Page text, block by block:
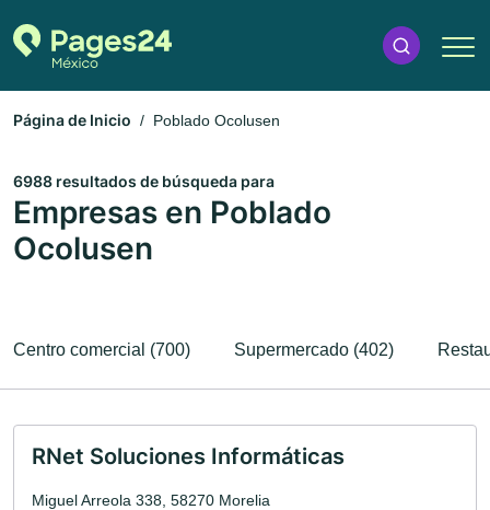
Página de Inicio Poblado Ocolusen
6988 resultados de búsqueda para
Empresas en Poblado
Ocolusen
Centro comercial (700) Supermercado (402)
RNet Soluciones Informáticas
Miguel Arreola 338, 58270 Morelia